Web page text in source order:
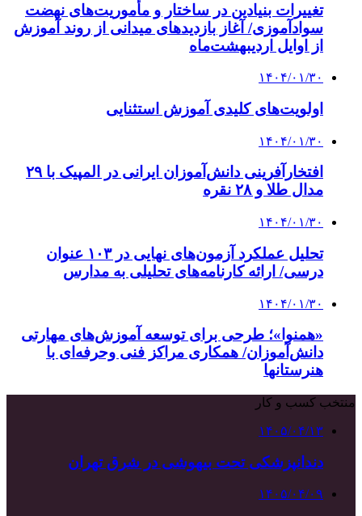
تغییرات بنیادین در ساختار و مأموریت‌های نهضت
سوادآموزی/ آغاز بازدیدهای میدانی از روند آموزش
از اوایل اردیبهشت‌ماه
۱۴۰۴/۰۱/۳۰
اولویت‌های کلیدی آموزش استثنایی
۱۴۰۴/۰۱/۳۰
افتخارآفرینی دانش‌آموزان ایرانی در المپیک با ۲۹
مدال طلا و ۲۸ نقره
۱۴۰۴/۰۱/۳۰
تحلیل عملکرد آزمون‌های نهایی در ۱۰۳ عنوان
درسی/ ارائه کارنامه‌های تحلیلی به مدارس
۱۴۰۴/۰۱/۳۰
«همنوا»؛ طرحی برای توسعه آموزش‌های مهارتی
دانش‌آموزان/ همکاری‌ مراکز فنی وحرفه‌ای با
هنرستانها
منتخب کسب و کار
۱۴۰۵/۰۴/۱۳
دندانپزشکی تحت بیهوشی در شرق تهران
۱۴۰۵/۰۴/۰۹